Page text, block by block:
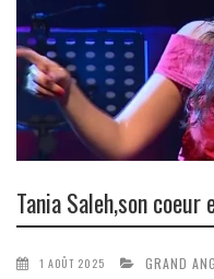
Tania Saleh,son
1 AOÛT 2025 GRAND